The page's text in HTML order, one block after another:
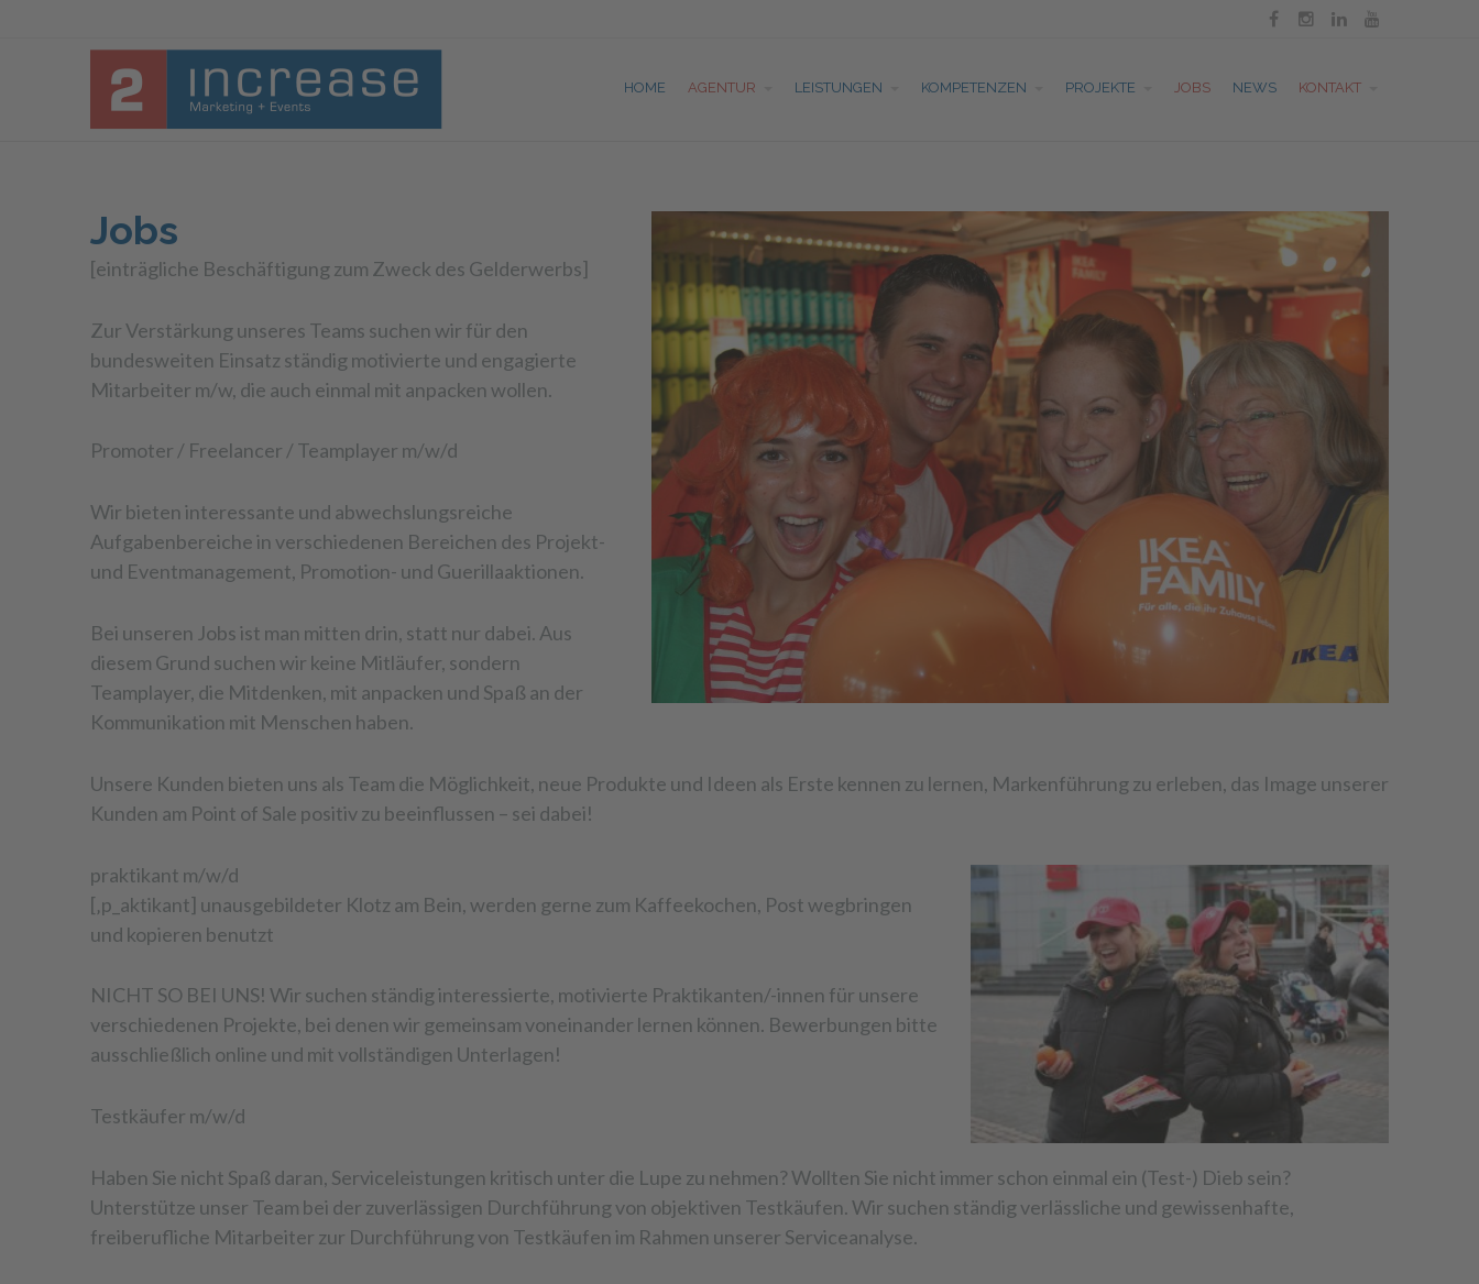
   
HOME AGENTUR LEISTUNGEN KOMPETENZEN PROJEKTE JOBS NEWS KONTAKT
Jobs
[einträgliche Beschäftigung zum Zweck des Gelderwerbs]
Zur Verstärkung unseres Teams suchen wir für den
bundesweiten Einsatz ständig motivierte und engagierte
Mitarbeiter m/w, die auch einmal mit anpacken wollen.
Promoter / Freelancer / Teamplayer m/w/d
Wir bieten interessante und abwechslungsreiche
Aufgabenbereiche in verschiedenen Bereichen des Projekt-
und Eventmanagement, Promotion- und Guerillaaktionen.
Bei unseren Jobs ist man mitten drin, statt nur dabei. Aus
diesem Grund suchen wir keine Mitläufer, sondern
Teamplayer, die Mitdenken, mit anpacken und Spaß an der
Kommunikation mit Menschen haben.
Unsere Kunden bieten uns als Team die Möglichkeit, neue Produkte und Ideen als Erste kennen zu lernen, Markenführung zu erleben, das Image unserer
Kunden am Point of Sale positiv zu beeinflussen – sei dabei!
praktikant m/w/d
[‚p_aktikant] unausgebildeter Klotz am Bein, werden gerne zum Kaffeekochen, Post wegbringen
und kopieren benutzt
NICHT SO BEI UNS! Wir suchen ständig interessierte, motivierte Praktikanten/-innen für unsere
verschiedenen Projekte, bei denen wir gemeinsam voneinander lernen können. Bewerbungen bitte
ausschließlich online und mit vollständigen Unterlagen!
Testkäufer m/w/d
Haben Sie nicht Spaß daran, Serviceleistungen kritisch unter die Lupe zu nehmen? Wollten Sie nicht immer schon einmal ein (Test-) Dieb sein?
Unterstütze unser Team bei der zuverlässigen Durchführung von objektiven Testkäufen. Wir suchen ständig verlässliche und gewissenhafte,
freiberufliche Mitarbeiter zur Durchführung von Testkäufen im Rahmen unserer Serviceanalyse.